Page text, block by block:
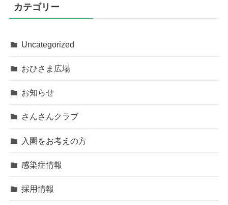
カテゴリー
Uncategorized
おひさま広場
お知らせ
さんさんクラブ
入園をお考えの方
感染症情報
採用情報